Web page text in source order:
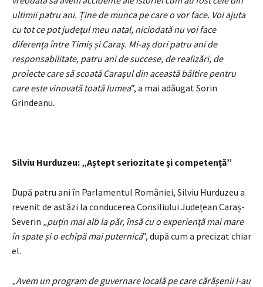
ultimii patru ani. Ține de munca pe care o vor face. Voi ajuta
cu tot ce pot județul meu natal, niciodată nu voi face
diferența între Timiș și Caraș. Mi-aș dori patru ani de
responsabilitate, patru ani de succese, de realizări, de
proiecte care să scoată Carașul din această băltire pentru
care este vinovată toată lumea”, a mai adăugat Sorin
Grindeanu.
Silviu Hurduzeu: „Aștept seriozitate și competență”
După patru ani în Parlamentul României, Silviu Hurduzeu a
revenit de astăzi la conducerea Consiliului Județean Caraș-
Severin „puțin mai alb la păr, însă cu o experiență mai mare
în spate și o echipă mai puternică”, după cum a precizat chiar
el.
„Avem un program de guvernare locală pe care cărășenii l-au